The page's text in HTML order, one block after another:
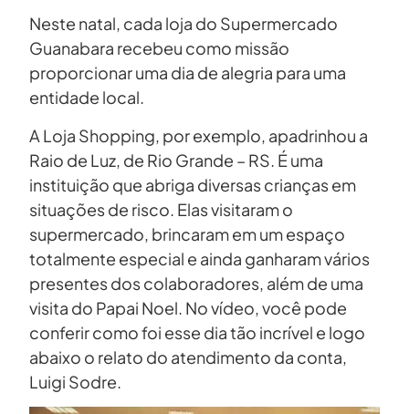
Neste natal, cada loja do Supermercado
Guanabara recebeu como missão
proporcionar uma dia de alegria para uma
entidade local.
A Loja Shopping, por exemplo, apadrinhou a
Raio de Luz, de Rio Grande – RS. É uma
instituição que abriga diversas crianças em
situações de risco. Elas visitaram o
supermercado, brincaram em um espaço
totalmente especial e ainda ganharam vários
presentes dos colaboradores, além de uma
visita do Papai Noel. No vídeo, você pode
conferir como foi esse dia tão incrível e logo
abaixo o relato do atendimento da conta,
Luigi Sodre.